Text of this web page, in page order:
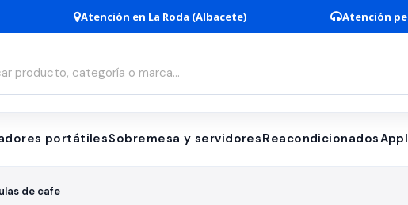
Atención en La Roda (Albacete) Atención
portátilesSobremesa y servidoresReacondicionados
de cafe